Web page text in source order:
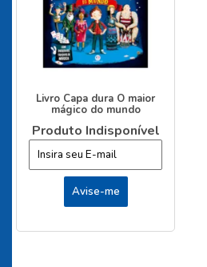
Livro Capa dura O maior
mágico do mundo
Produto Indisponível